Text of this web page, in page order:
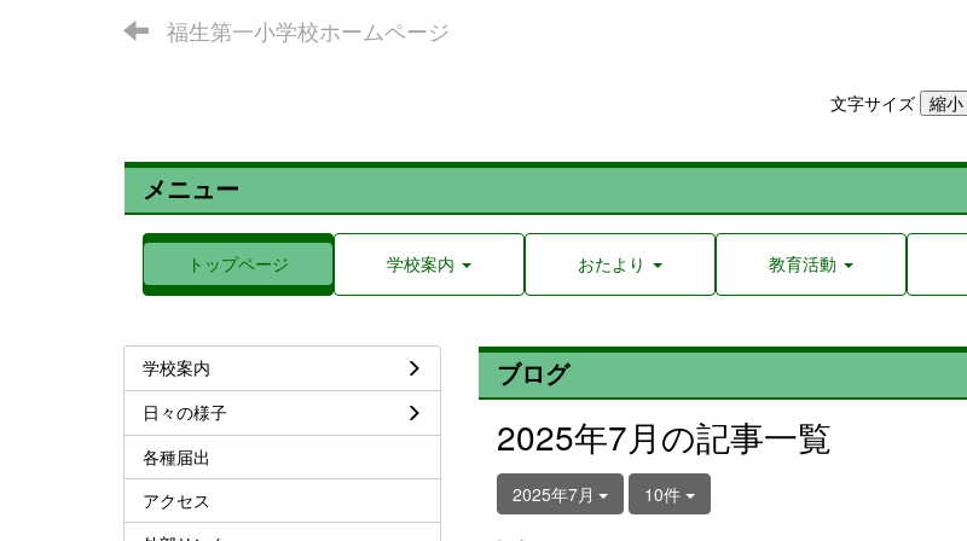
福生第一小学校ホームページ
文字サイズ
メニュー
トップページ 学校案内 おたより 教育活動
ブログ
2025年7月の記事一覧
2025年7月 10件
学校案内
日々の様子
各種届出
アクセス